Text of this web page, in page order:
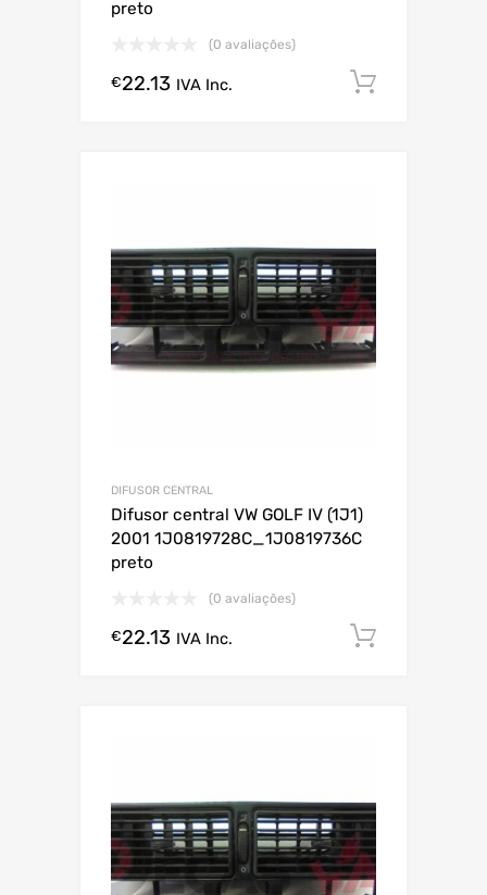
preto
(0 avaliações)
€22.13 IVA Inc.
DIFUSOR CENTRAL
Difusor central VW GOLF IV (1J1)
2001 1J0819728C_1J0819736C
preto
(0 avaliações)
€22.13 IVA Inc.